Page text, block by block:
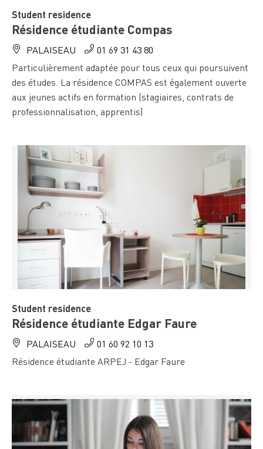
Student residence
Résidence étudiante Compas
PALAISEAU
01 69 31 43 80
Particulièrement adaptée pour tous ceux qui poursuivent
des études. La résidence COMPAS est également ouverte
aux jeunes actifs en formation (stagiaires, contrats de
professionnalisation, apprentis)
Student residence
Résidence étudiante Edgar Faure
PALAISEAU
01 60 92 10 13
Résidence étudiante ARPEJ - Edgar Faure